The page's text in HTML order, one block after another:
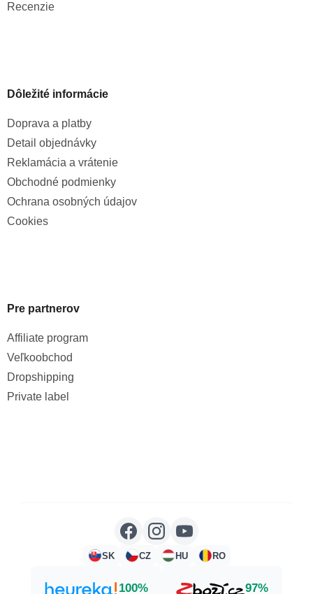
Recenzie
Dôležité informácie
Doprava a platby
Detail objednávky
Reklamácia a vrátenie
Obchodné podmienky
Ochrana osobných údajov
Cookies
Pre partnerov
Affiliate program
Veľkoobchod
Dropshipping
Private label
SK CZ HU RO
100% 97%